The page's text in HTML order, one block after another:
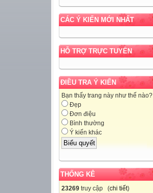
CÁC Ý KIẾN MỚI NHẤT
HỖ TRỢ TRỰC TUYẾN
ĐIỀU TRA Ý KIẾN
Bạn thấy trang này như thế nào?
Đẹp
Đơn điệu
Bình thường
Ý kiến khác
THỐNG KÊ
23269 truy cập (chi tiết)